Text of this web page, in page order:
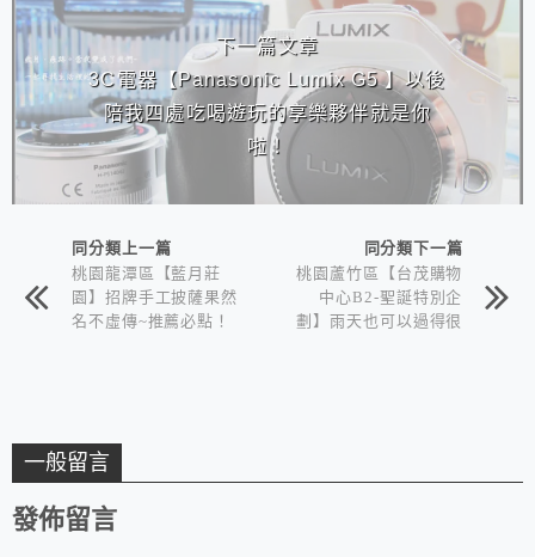
下一篇文章
3C電器【Panasonic Lumix G5 】以後
陪我四處吃喝遊玩的享樂夥伴就是你
啦！
同分類上一篇
桃園龍潭區【藍月莊
園】招牌手工披薩果然
名不虛傳~推薦必點！
同分類下一篇
桃園蘆竹區【台茂購物
中心B2-聖誕特別企
劃】雨天也可以過得很
一般留言
發佈留言